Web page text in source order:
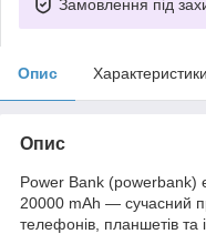
Замовлення під
Опис Характеристики
Опис
Power Bank (powerbank)
20000 mAh — сучасний
телефонів, планшетів та